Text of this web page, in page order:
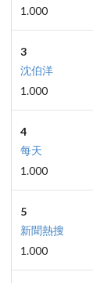
1.000
3
沈伯洋
1.000
4
每天
1.000
5
新聞熱搜
1.000